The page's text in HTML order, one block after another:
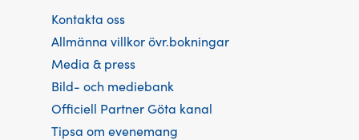
Kontakta oss
Allmänna villkor övr.bokningar
Media & press
Bild- och mediebank
Officiell Partner Göta kanal
Tipsa om evenemang